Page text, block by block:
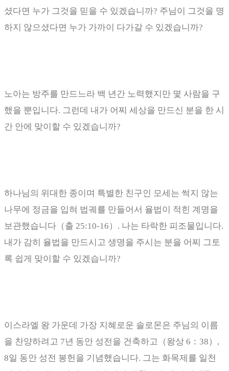
셨다면 누가 그것을 믿을 수 있겠습니까? 주님이 그것을 명
하지 않으셨다면 누가 가까이 다가갈 수 있겠습니까?
노아는 방주를 만드느라 백 년간 노력했지만 몇 사람을 구
했을 뿐입니다. 그런데 내가 어찌 세상을 만드신 분을 한 시
간 안에 맞이할 수 있겠습니까?
하나님의 위대한 종이며 특별한 친구인 모세는 썩지 않는
나무에 정금을 입혀 법궤를 만들어서 율법이 적힌 계명을
보관했습니다 （ 출 25:10-16 ） . 나는 타락한 피조물입니다.
내가 감히 율법을 만드시고 생명을 주시는 분을 어찌 그토
록 쉽게 맞이할 수 있겠습니까?
이스라엘 왕 가운데 가장 지혜로운 솔로몬은 주님의 이름
을 찬양하려고 7년 동안 성전을 건축하고 （ 왕상 6 ： 38 ） ,
8일 동안 성전 봉헌을 기념했습니다. 그는 화목제를 일천